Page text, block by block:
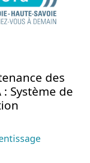
des
Système de